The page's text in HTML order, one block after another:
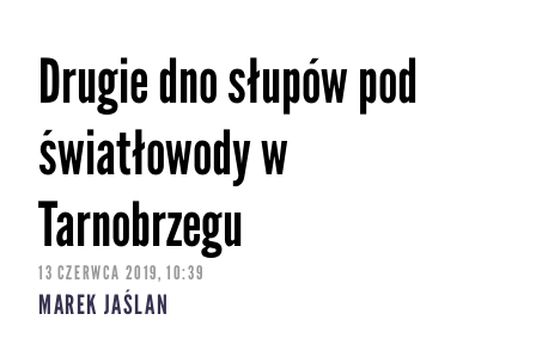
Drugie dno słupów pod
światłowody w
Tarnobrzegu
13 CZERWCA 2019, 10:39
MAREK JAŚLAN